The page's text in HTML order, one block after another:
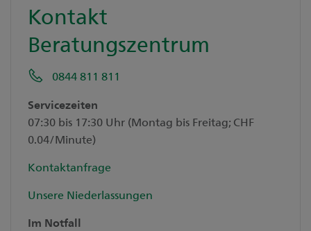
Kontakt
Beratungszentrum
0844 811 811
Servicezeiten
07:30 bis 17:30 Uhr (Montag bis Freitag; CHF
0.04/Minute)
Kontaktanfrage
Unsere Niederlassungen
Im Notfall